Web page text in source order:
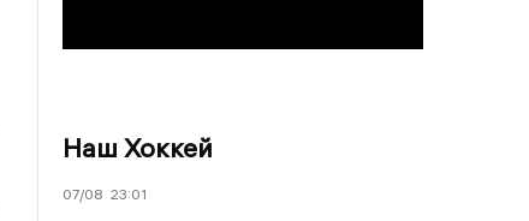
Наш Хоккей
07/08 23:01